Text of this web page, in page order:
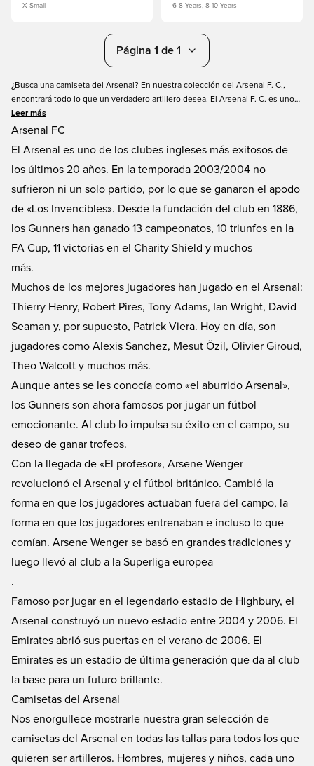
X-Small 6-8 Years, 8-10 Years
Página 1 de 1
¿Busca una camiseta del Arsenal? En nuestra colección del Arsenal F. C.,
encontrará todo lo que un verdadero artillero desea. El Arsenal F. C. es uno
de los mejores equipos de la Premier League inglesa y más conocido por su
temporada de «Los Invencibles». Tenemos la equipación más nueva del
camiseta de local, visitante y tercera. Puede encontrar todas las tallas para
niños y adultos. Para que todo el mundo pueda conseguir la camiseta
perfecta del Arsenal. Pida su próxima equipación del Arsenal en Unisport.
Leer más
Arsenal FC
El Arsenal es uno de los clubes ingleses más exitosos de
los últimos 20 años. En la temporada 2003/2004 no
sufrieron ni un solo partido, por lo que se ganaron el apodo
de «Los Invencibles». Desde la fundación del club en 1886,
los Gunners han ganado 13 campeonatos, 10 triunfos en la
FA Cup, 11 victorias en el Charity Shield y muchos
más.
Muchos de los mejores jugadores han jugado en el Arsenal:
Thierry Henry, Robert Pires, Tony Adams, Ian Wright, David
Seaman y, por supuesto, Patrick Viera. Hoy en día, son
jugadores como Alexis Sanchez, Mesut Özil, Olivier Giroud,
Theo Walcott y muchos más.
Aunque antes se les conocía como «el aburrido Arsenal»,
los Gunners son ahora famosos por jugar un fútbol
emocionante. Al club lo impulsa su éxito en el campo, su
deseo de ganar trofeos.
Con la llegada de «El profesor», Arsene Wenger
revolucionó el Arsenal y el fútbol británico. Cambió la
forma en que los jugadores actuaban fuera del campo, la
forma en que los jugadores entrenaban e incluso lo que
comían. Arsene Wenger se basó en grandes tradiciones y
luego llevó al club a la Superliga europea
.
Famoso por jugar en el legendario estadio de Highbury, el
Arsenal construyó un nuevo estadio entre 2004 y 2006. El
Emirates abrió sus puertas en el verano de 2006. El
Emirates es un estadio de última generación que da al club
la base para un futuro brillante.
Camisetas del Arsenal
Nos enorgullece mostrarle nuestra gran selección de
camisetas del Arsenal en todas las tallas para todos los que
quieren ser artilleros. Hombres, mujeres y niños, cada uno